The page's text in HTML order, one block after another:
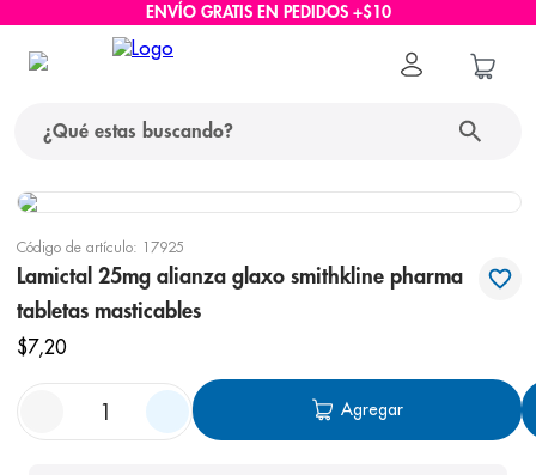
ENVÍO GRATIS EN PEDIDOS +$10
Código de artículo: 17925
Lamictal 25mg alianza glaxo smithkline pharma
tabletas masticables
$7,20
Agregar
términos más buscados
1. protector solar
2. pañales
3.
5. nivea